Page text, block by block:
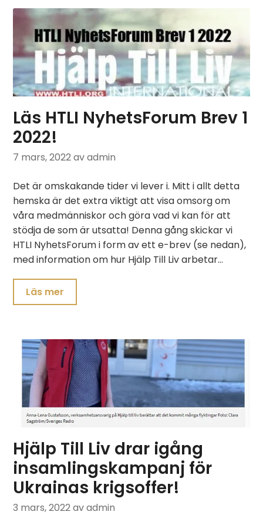
Läs HTLI NyhetsForum Brev 1
2022!
7 mars, 2022av admin
Det är omskakande tider vi lever i. Mitt i allt detta
hemska är det extra viktigt att visa omsorg om
våra medmänniskor och göra vad vi kan för att
stödja de som är utsatta! Denna gång skickar vi
HTLI NyhetsForum i form av ett e-brev (se nedan),
med information om hur Hjälp Till Liv arbetar…
Läs mer
Hjälp Till Liv drar igång
insamlingskampanj för
Ukrainas krigsoffer!
3 mars, 2022av admin